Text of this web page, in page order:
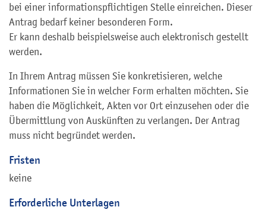
bei einer informationspflichtigen Stelle einreichen. Dieser
Antrag bedarf keiner besonderen Form.
Er kann deshalb beispielsweise auch elektronisch gestellt
werden.
In Ihrem Antrag müssen Sie konkretisieren, welche
Informationen Sie in welcher Form erhalten möchten. Sie
haben die Möglichkeit, Akten vor Ort einzusehen oder die
Übermittlung von Auskünften zu verlangen. Der Antrag
muss nicht begründet werden.
Fristen
keine
Erforderliche Unterlagen